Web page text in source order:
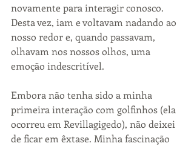
novamente para interagir conosco.
Desta vez, iam e voltavam nadando ao
nosso redor e, quando passavam,
olhavam nos nossos olhos, uma
emoção indescritível.
Embora não tenha sido a minha
primeira interação com golfinhos (ela
ocorreu em Revillagigedo), não deixei
de ficar em êxtase. Minha fascinação